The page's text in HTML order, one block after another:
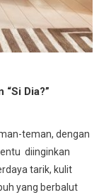
Dia?”
teman, dengan
diinginkan
tarik, kulit
yang berbalut